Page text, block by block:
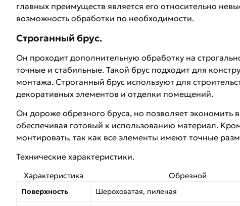
главных преимуществ является его относительно
возможность обработки по необходимости.
Строганный брус.
Он проходит дополнительную обработку на
точные и стабильные. Такой брус подходит для
монтажа. Строганный брус используют для
декоративных элементов и отделки помещений.
Он дороже обрезного бруса, но позволяет экономить
обеспечивая готовый к использованию материал.
монтировать, так как все элементы имеют точные
Технические характеристики.
Характеристика Обрезной
Поверхность Шероховатая, пиленая